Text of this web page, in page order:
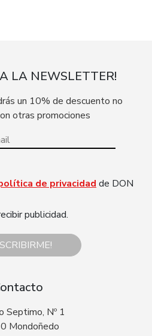
LA NEWSLETTER!
un 10% de descuento no
otras promociones
de privacidadde DON
publicidad.
Septimo, Nº 1
Mondoñedo